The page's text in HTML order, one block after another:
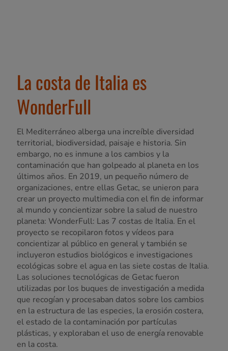
La costa de Italia es
WonderFull
El Mediterráneo alberga una increíble diversidad
territorial, biodiversidad, paisaje e historia. Sin
embargo, no es inmune a los cambios y la
contaminación que han golpeado al planeta en los
últimos años. En 2019, un pequeño número de
organizaciones, entre ellas Getac, se unieron para
crear un proyecto multimedia con el fin de informar
al mundo y concientizar sobre la salud de nuestro
planeta: WonderFull: Las 7 costas de Italia. En el
proyecto se recopilaron fotos y vídeos para
concientizar al público en general y también se
incluyeron estudios biológicos e investigaciones
ecológicas sobre el agua en las siete costas de Italia.
Las soluciones tecnológicas de Getac fueron
utilizadas por los buques de investigación a medida
que recogían y procesaban datos sobre los cambios
en la estructura de las especies, la erosión costera,
el estado de la contaminación por partículas
plásticas, y exploraban el uso de energía renovable
en la costa.